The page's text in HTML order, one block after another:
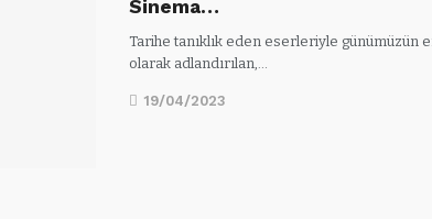
Sinema…
Tarihe tanıklık eden eserleriyle günümüzün
olarak adlandırılan,…
19/04/2023